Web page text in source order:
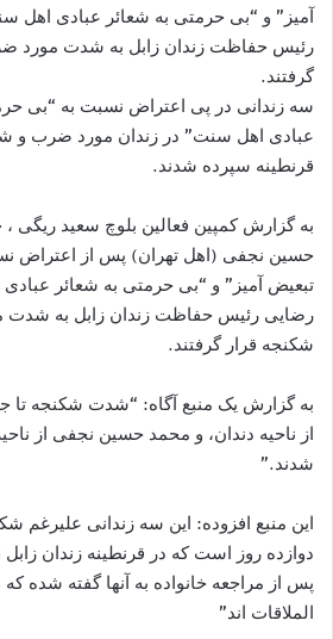
آمیز” و “بی حرمتی به شعائر عبادی اهل
رئیس حفاظت زندان زابل به شدت مورد
گرفتند.
سه زندانی در پی اعتراض نسبت به “بی
عبادی اهل سنت” در زندان مورد ضرب و
قرنطینه سپرده شدند.
به گزارش کمپین فعالین بلوچ سعید ریگی
حسین نجفی (اهل تهران) پس از اعتراض
تبعیض آمیز” و “بی حرمتی به شعائر
رضایی رئیس حفاظت زندان زابل به
شکنجه قرار گرفتند.
به گزارش یک منبع آگاه: “شدت شکنجه تا
از ناحیه دندان، و محمد حسین نجفی از
شدند.”
این منبع افزوده: این سه زندانی
دوازده روز است که در قرنطینه زندان
الملاقات اند”